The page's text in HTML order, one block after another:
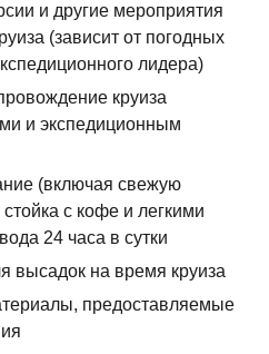
и другие мероприятия
(зависит от погодных
лидера)
круиза
и экспедиционным
(включая свежую
с кофе и легкими
24 часа в сутки
высадок на время круиза
предоставляемые